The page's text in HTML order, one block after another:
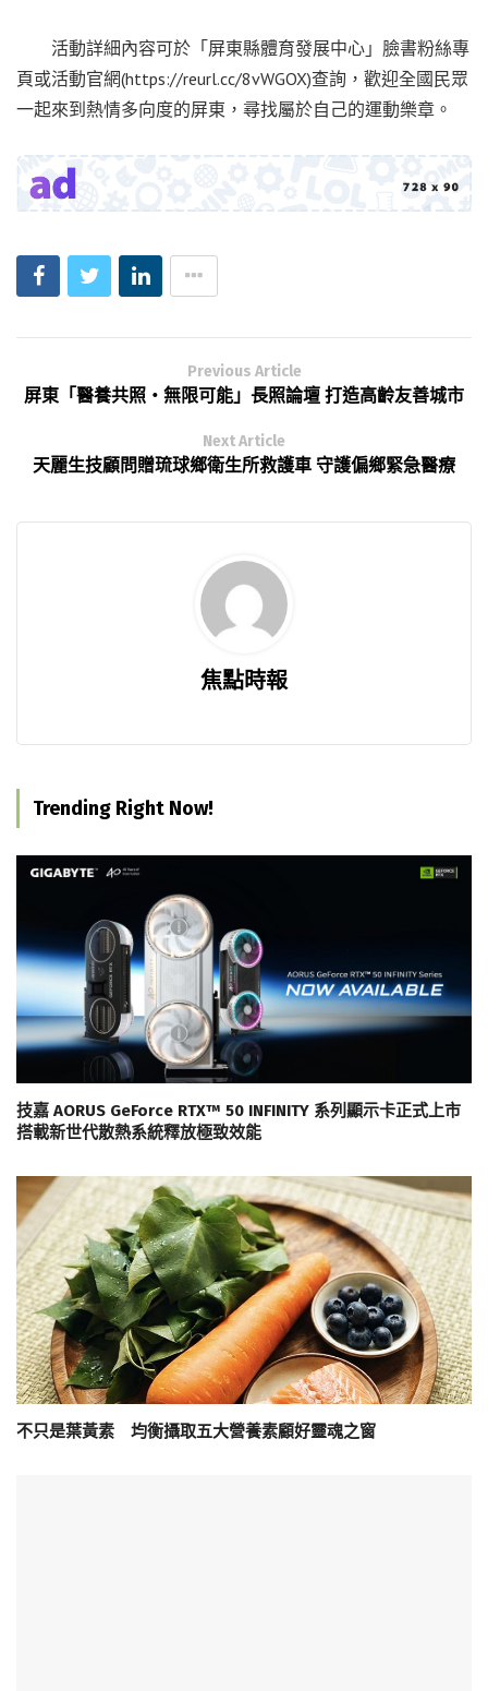
活動詳細內容可於「屏東縣體育發展中心」臉書粉絲專
頁或活動官網(https://reurl.cc/8vWGOX)查詢，歡迎全國民眾
一起來到熱情多向度的屏東，尋找屬於自己的運動樂章。
Previous Article
屏東「醫養共照‧無限可能」長照論壇 打造高齡友善城市
Next Article
天麗生技顧問贈琉球鄉衛生所救護車 守護偏鄉緊急醫療
焦點時報
Trending Right Now!
技嘉 AORUS GeForce RTX™ 50 INFINITY 系列顯示卡正式上市
搭載新世代散熱系統釋放極致效能
不只是葉黃素 均衡攝取五大營養素顧好靈魂之窗